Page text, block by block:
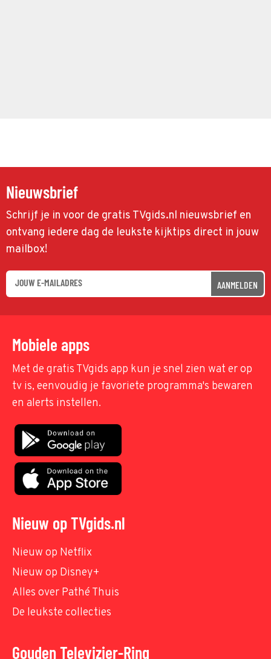
Nieuwsbrief
Schrijf je in voor de gratis TVgids.nl nieuwsbrief en
ontvang iedere dag de leukste kijktips direct in jouw
mailbox!
AANMELDEN
Mobiele apps
Met de gratis TVgids app kun je snel zien wat er op
tv is, eenvoudig je favoriete programma's bewaren
en alerts instellen.
Nieuw op TVgids.nl
Nieuw op Netflix
Nieuw op Disney+
Alles over Pathé Thuis
De leukste collecties
Gouden Televizier-Ring